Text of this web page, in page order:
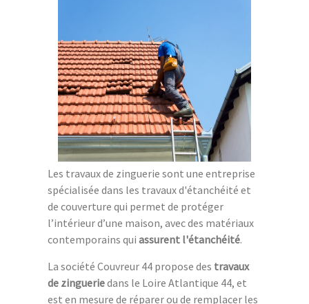
Les travaux de zinguerie sont une entreprise
spécialisée dans les travaux d'étanchéité et
de couverture qui permet de protéger
l’intérieur d’une maison, avec des matériaux
contemporains qui assurent l'étanchéité.
La société Couvreur 44 propose des travaux
de zingueriedans le Loire Atlantique 44, et
est en mesure de réparer ou de remplacer les